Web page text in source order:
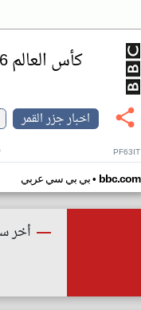
كأس العالم 2026
اخبار جزر القمر
PF63IT
بي بي سي عربي• bbc.com
أخر